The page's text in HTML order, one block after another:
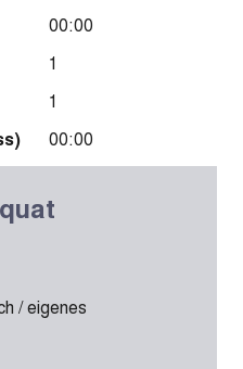
00:00
1
1
00:00
/ eigenes